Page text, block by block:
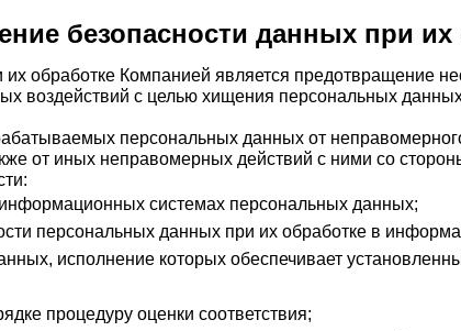
безопасности данных при их
обработке Компанией является предотвращение
воздействий с целью хищения персональных
персональных данных от
от иных неправомерных действий с ними со
системах персональных данных;
персональных данных при их обработке в
исполнение которых обеспечивает
процедуру оценки соответствия;